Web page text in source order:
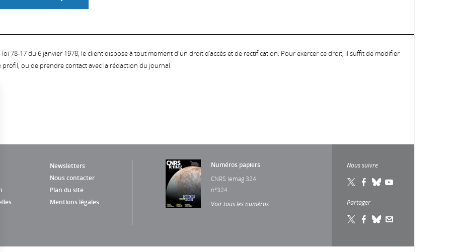
78-17 du 6 janvier 1978, le client dispose à tout moment d'un droit d'accès et de rectification. Pour exercer ce droit, il suffit de modifier
ou de prendre contact avec la rédaction du journal.
Newsletters
Nous contacter
Plan du site
Mentions légales
Numéros papiers
CNRS lemag 324
n°324
Voir tous les numéros
Nous suivre
Partager